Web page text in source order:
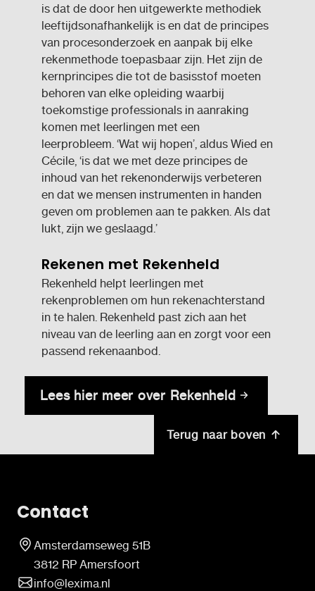
is dat de door hen uitgewerkte methodiek
leeftijdsonafhankelijk is en dat de principes
van procesonderzoek en aanpak bij elke
rekenmethode toepasbaar zijn. Het zijn de
kernprincipes die tot de basisstof moeten
behoren van elke opleiding waarbij
toekomstige professionals in aanraking
komen met leerlingen met een
leerprobleem. ‘Wat wij hopen’, aldus Wied en
Cécile, ‘is dat we met deze principes de
inhoud van het rekenonderwijs verbeteren
en dat we mensen instrumenten in handen
geven om problemen aan te pakken. Als dat
lukt, zijn we geslaagd.’
Rekenen met Rekenheld
Rekenheld helpt leerlingen met
rekenproblemen om hun rekenachterstand
in te halen. Rekenheld past zich aan het
niveau van de leerling aan en zorgt voor een
passend rekenaanbod.
Lees hier meer over Rekenheld
Terug naar boven
Contact
Amsterdamseweg 51B
3812 RP Amersfoort
info@lexima.nl